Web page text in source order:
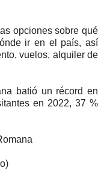
opciones sobre qué
ir en el país, así
vuelos, alquiler de
batió un récord en
en 2022, 37 %